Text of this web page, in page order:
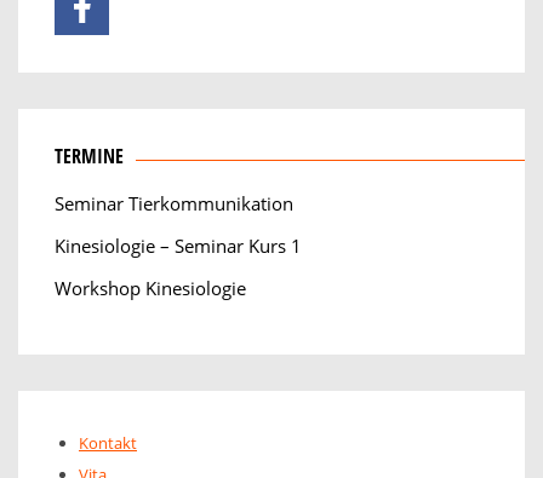
TERMINE
Seminar Tierkommunikation
Kinesiologie – Seminar Kurs 1
Workshop Kinesiologie
Kontakt